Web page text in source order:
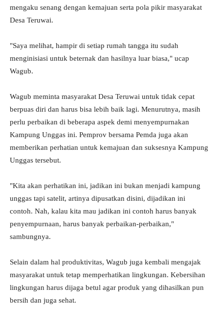
mengaku senang dengan kemajuan serta pola pikir masyarakat
Desa Teruwai.
"Saya melihat, hampir di setiap rumah tangga itu sudah
menginisiasi untuk beternak dan hasilnya luar biasa," ucap
Wagub.
Wagub meminta masyarakat Desa Teruwai untuk tidak cepat
berpuas diri dan harus bisa lebih baik lagi. Menurutnya, masih
perlu perbaikan di beberapa aspek demi menyempurnakan
Kampung Unggas ini. Pemprov bersama Pemda juga akan
memberikan perhatian untuk kemajuan dan suksesnya Kampung
Unggas tersebut.
"Kita akan perhatikan ini, jadikan ini bukan menjadi kampung
unggas tapi satelit, artinya dipusatkan disini, dijadikan ini
contoh. Nah, kalau kita mau jadikan ini contoh harus banyak
penyempurnaan, harus banyak perbaikan-perbaikan,"
sambungnya.
Selain dalam hal produktivitas, Wagub juga kembali mengajak
masyarakat untuk tetap memperhatikan lingkungan. Kebersihan
lingkungan harus dijaga betul agar produk yang dihasilkan pun
bersih dan juga sehat.